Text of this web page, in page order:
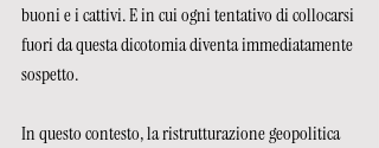
buoni e i cattivi. E in cui ogni tentativo di collocarsi
fuori da questa dicotomia diventa immediatamente
sospetto.
In questo contesto, la ristrutturazione geopolitica